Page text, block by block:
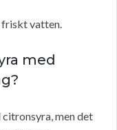
vatten.
med
men det